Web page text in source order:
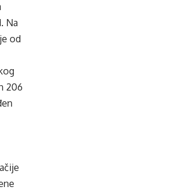
Na
od
206